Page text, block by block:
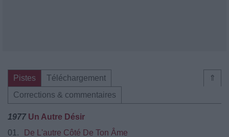
⇑
Pistes
Téléchargement
Corrections & commentaires
1977 Un Autre Désir
01.
De L'autre Côté De Ton Âme